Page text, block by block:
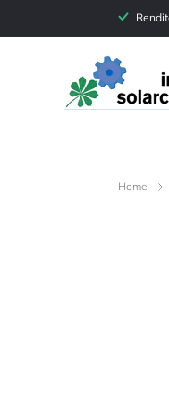
Directly
to the
content
Home